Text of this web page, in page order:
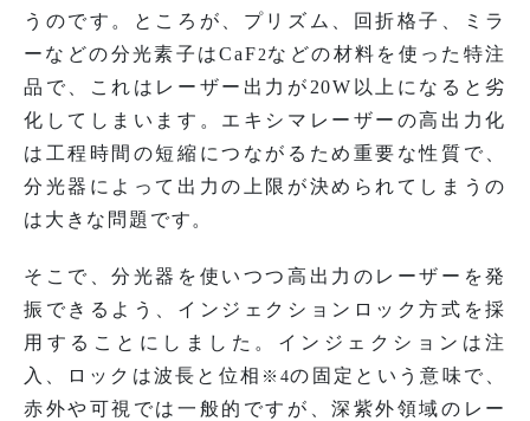
うのです。ところが、プリズム、回折格子、ミラ
ーなどの分光素子はCaF2などの材料を使った特注
品で、これはレーザー出力が20W以上になると劣
化してしまいます。エキシマレーザーの高出力化
は工程時間の短縮につながるため重要な性質で、
分光器によって出力の上限が決められてしまうの
は大きな問題です。
そこで、分光器を使いつつ高出力のレーザーを発
振できるよう、インジェクションロック方式を採
用することにしました。インジェクションは注
入、ロックは波長と位相 ※4の固定という意味で、
赤外や可視では一般的ですが、深紫外領域のレー